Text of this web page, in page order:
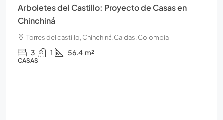
Arboletes del Castillo: Proyecto de Casas en
Chinchiná
Torres del castillo, Chinchiná, Caldas, Colombia
3 1 56.4 m²
CASAS